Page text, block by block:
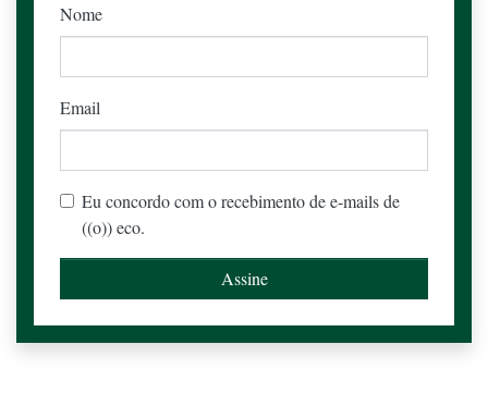
Nome
Email
Eu concordo com o recebimento de e-mails de
((o)) eco.